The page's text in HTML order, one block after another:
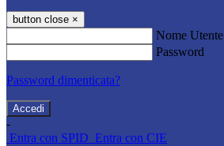
button close ×
Nome Utente
Password
Password dimenticata?
-
Entra con SPID Entra con CIE